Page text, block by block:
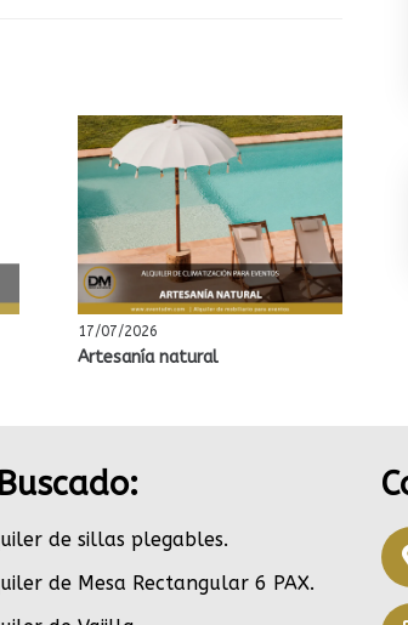
17/07/2026
Artesanía natural
de sillas plegables.
de Mesa Rectangular 6 PAX.